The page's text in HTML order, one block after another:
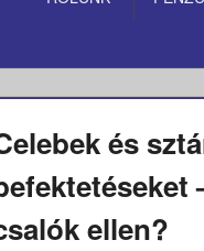
és
ellen?